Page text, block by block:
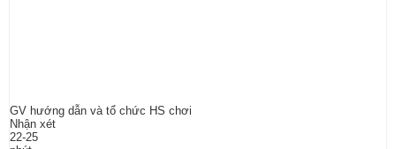
GV hướng dẫn và tổ chức HS chơi
Nhận xét
22-25